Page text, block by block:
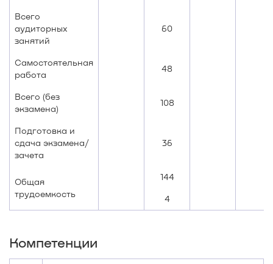
Всего
аудиторных
занятий
60
Самостоятельная
работа
48
Всего (без
экзамена)
108
Подготовка и
сдача экзамена/
зачета
36
Общая
трудоемкость
144
4
Компетенции